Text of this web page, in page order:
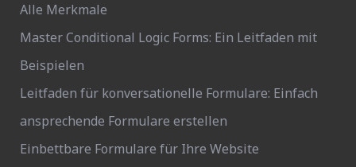
Alle Merkmale
Master Conditional Logic Forms: Ein Leitfaden mit
Beispielen
Leitfaden für konversationelle Formulare: Einfach
ansprechende Formulare erstellen
Einbettbare Formulare für Ihre Website